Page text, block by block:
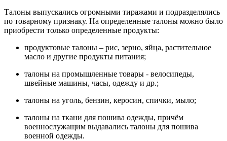
Талоны выпускались огромными тиражами и подразделялись
по товарному признаку. На определенные талоны можно было
приобрести только определенные продукты:
продуктовые талоны – рис, зерно, яйца, растительное
масло и другие продукты питания;
талоны на промышленные товары - велосипеды,
швейные машины, часы, одежду и др.;
талоны на уголь, бензин, керосин, спички, мыло;
талоны на ткани для пошива одежды, причём
военнослужащим выдавались талоны для пошива
военной одежды.